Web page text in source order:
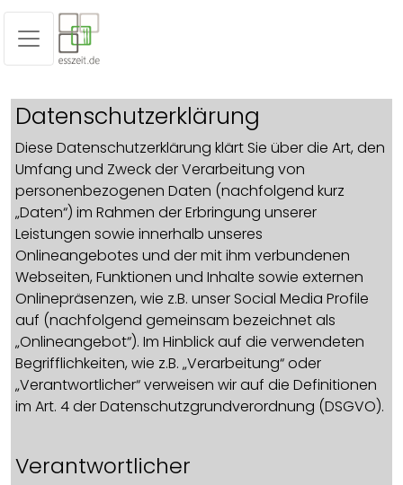
Datenschutzerklärung
Diese Datenschutzerklärung klärt Sie über die Art, den
Umfang und Zweck der Verarbeitung von
personenbezogenen Daten (nachfolgend kurz
„Daten“) im Rahmen der Erbringung unserer
Leistungen sowie innerhalb unseres
Onlineangebotes und der mit ihm verbundenen
Webseiten, Funktionen und Inhalte sowie externen
Onlinepräsenzen, wie z.B. unser Social Media Profile
auf (nachfolgend gemeinsam bezeichnet als
„Onlineangebot“). Im Hinblick auf die verwendeten
Begrifflichkeiten, wie z.B. „Verarbeitung“ oder
„Verantwortlicher“ verweisen wir auf die Definitionen
im Art. 4 der Datenschutzgrundverordnung (DSGVO).
Verantwortlicher